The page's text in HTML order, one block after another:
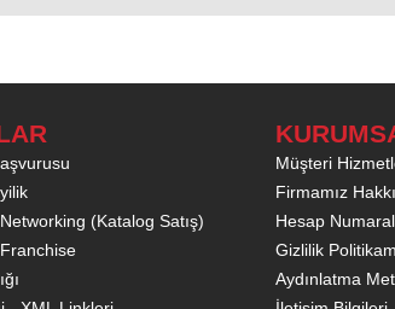
(Katalog Satış)
Müşteri
Firmamız
Hesap
Gizlilik
Aydınlatma